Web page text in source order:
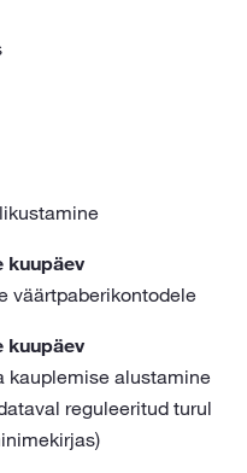
kuupäev
väärtpaberikontodele
kuupäev
kauplemise alustamine
reguleeritud turul